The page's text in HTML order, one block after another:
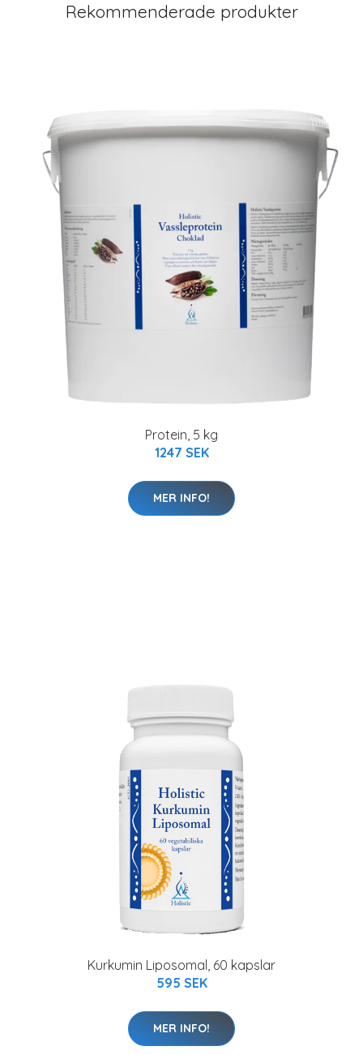
Rekommenderade produkter
Protein, 5 kg
1247 SEK
MER INFO!
Kurkumin Liposomal, 60 kapslar
595 SEK
MER INFO!